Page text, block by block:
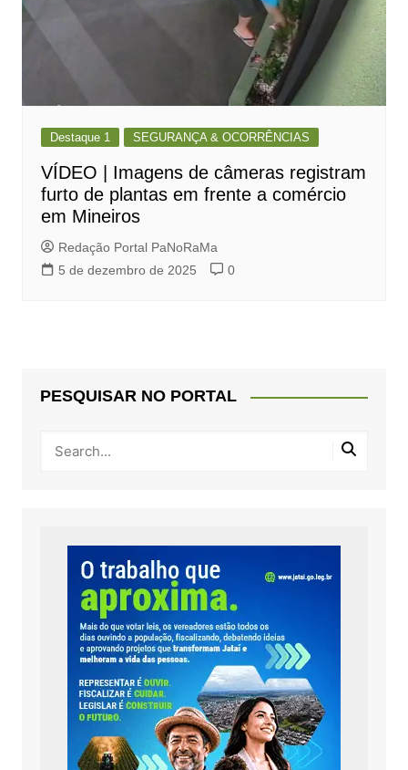
Destaque 1 SEGURANÇA & OCORRÊNCIAS
VÍDEO | Imagens de câmeras registram
furto de plantas em frente a comércio
em Mineiros
Redação Portal PaNoRaMa
5 de dezembro de 2025
0
PESQUISAR NO PORTAL